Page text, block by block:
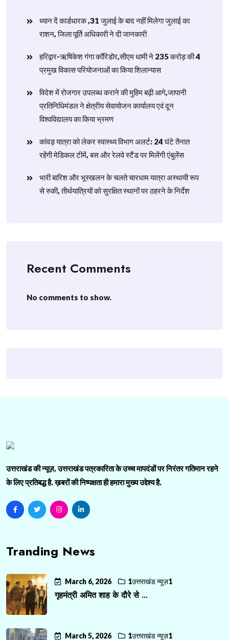
ध्यान दें कार्डधारक ,31 जुलाई के बाद नहीं मिलेगा जुलाई का
राशन, जिला पूर्ति अधिकारी ने दी जानकारी
हरिद्वार-ऋषिकेश गंगा कॉरिडोर,सीएम धामी ने 235 करोड़ की 4
प्रमुख विकास परियोजनाओं का किया शिलान्यास
विदेश में रोजगार उपलब्ध कराने की मुहिम बढ़ी आगे,जापानी
प्रतिनिधिमंडल ने क्षेत्रीय सेवायोजन कार्यालय एवं दून
विश्वविद्यालय का किया भ्रमण
​कांवड़ यात्रा को लेकर स्वास्थ्य विभाग अलर्ट: 24 घंटे तैनात
रहेंगी मेडिकल टीमें, बस और रेलवे स्टैंड पर मिलेंगी एंबुलेंस
​भारी बारिश और भूस्खलन के चलते चारधाम यात्रा अस्थायी रूप
से रुकी, तीर्थयात्रियों को सुरक्षित स्थानों पर ठहरने के निर्देश
Recent Comments
No comments to show.
उत्तराखंड की न्यूज़, उत्तराखंड पत्रकारिता के उच्च मापदंडों पर निरंतर गतिमान रहने
के लिए प्रतिबद्ध है. ख़बरों की निष्पक्षता ही हमारा मुख्य उद्देश्य है.
Tranding News
March 6, 2026 1उत्तराखंड न्यूज़1
गृहमंत्री अमित शाह के दौरे से ...
March 5, 2026 1उत्तराखंड न्यूज़1